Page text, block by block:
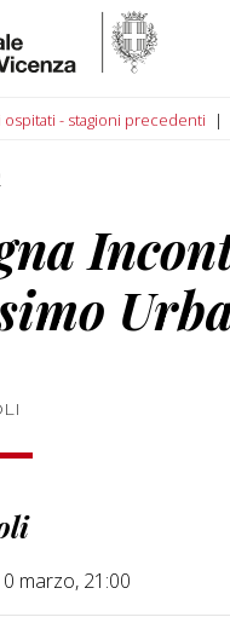
ospitati - stagioni precedenti
marzo, 21:00